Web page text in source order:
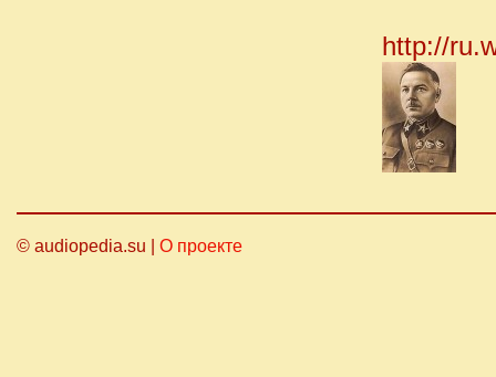
http://
© audiopedia.su | О проекте